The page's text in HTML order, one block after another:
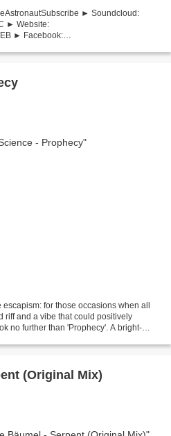
► Soundcloud:
► Website:
► Facebook:
escapism: for those occasions when all
riff and a vibe that could positively
no further than 'Prophecy'. A bright-
(Original Mix)